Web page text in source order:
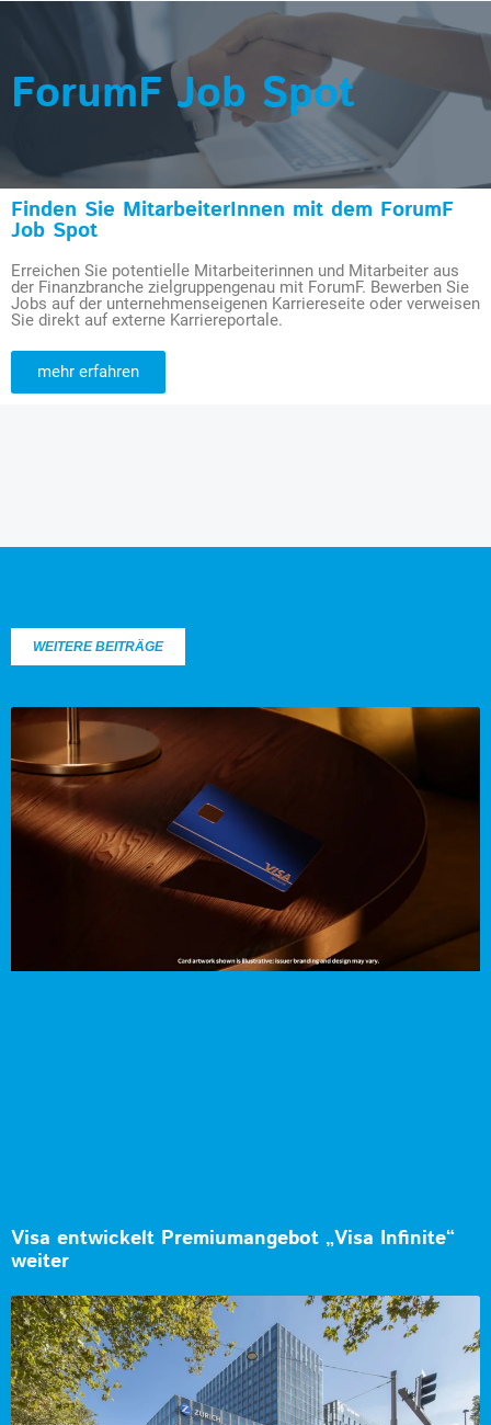
ForumF Job Spot
Finden Sie MitarbeiterInnen mit dem ForumF
Job Spot
Erreichen Sie potentielle Mitarbeiterinnen und Mitarbeiter aus
der Finanzbranche zielgruppengenau mit ForumF. Bewerben Sie
Jobs auf der unternehmenseigenen Karriereseite oder verweisen
Sie direkt auf externe Karriereportale.
mehr erfahren
WEITERE BEITRÄGE
Visa entwickelt Premiumangebot „Visa Infinite“
weiter